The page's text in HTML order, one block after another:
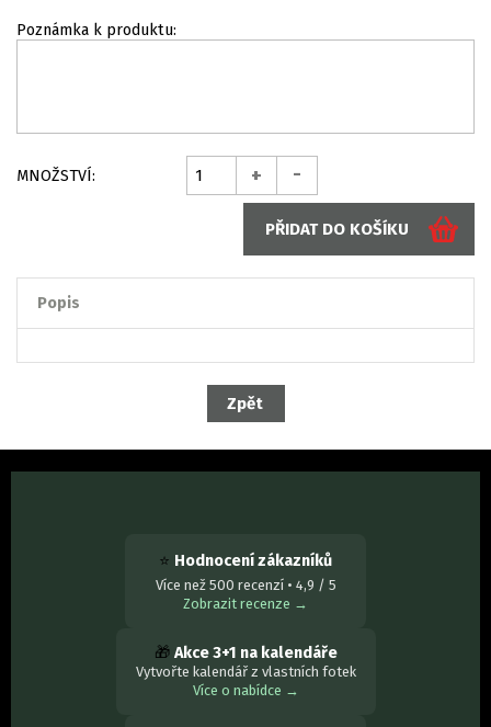
Poznámka k produktu:
MNOŽSTVÍ: + -
Popis
⭐ Hodnocení zákazníků
Více než 500 recenzí • 4,9 / 5
Zobrazit recenze →
🎁 Akce 3+1 na kalendáře
Vytvořte kalendář z vlastních fotek
Více o nabídce →